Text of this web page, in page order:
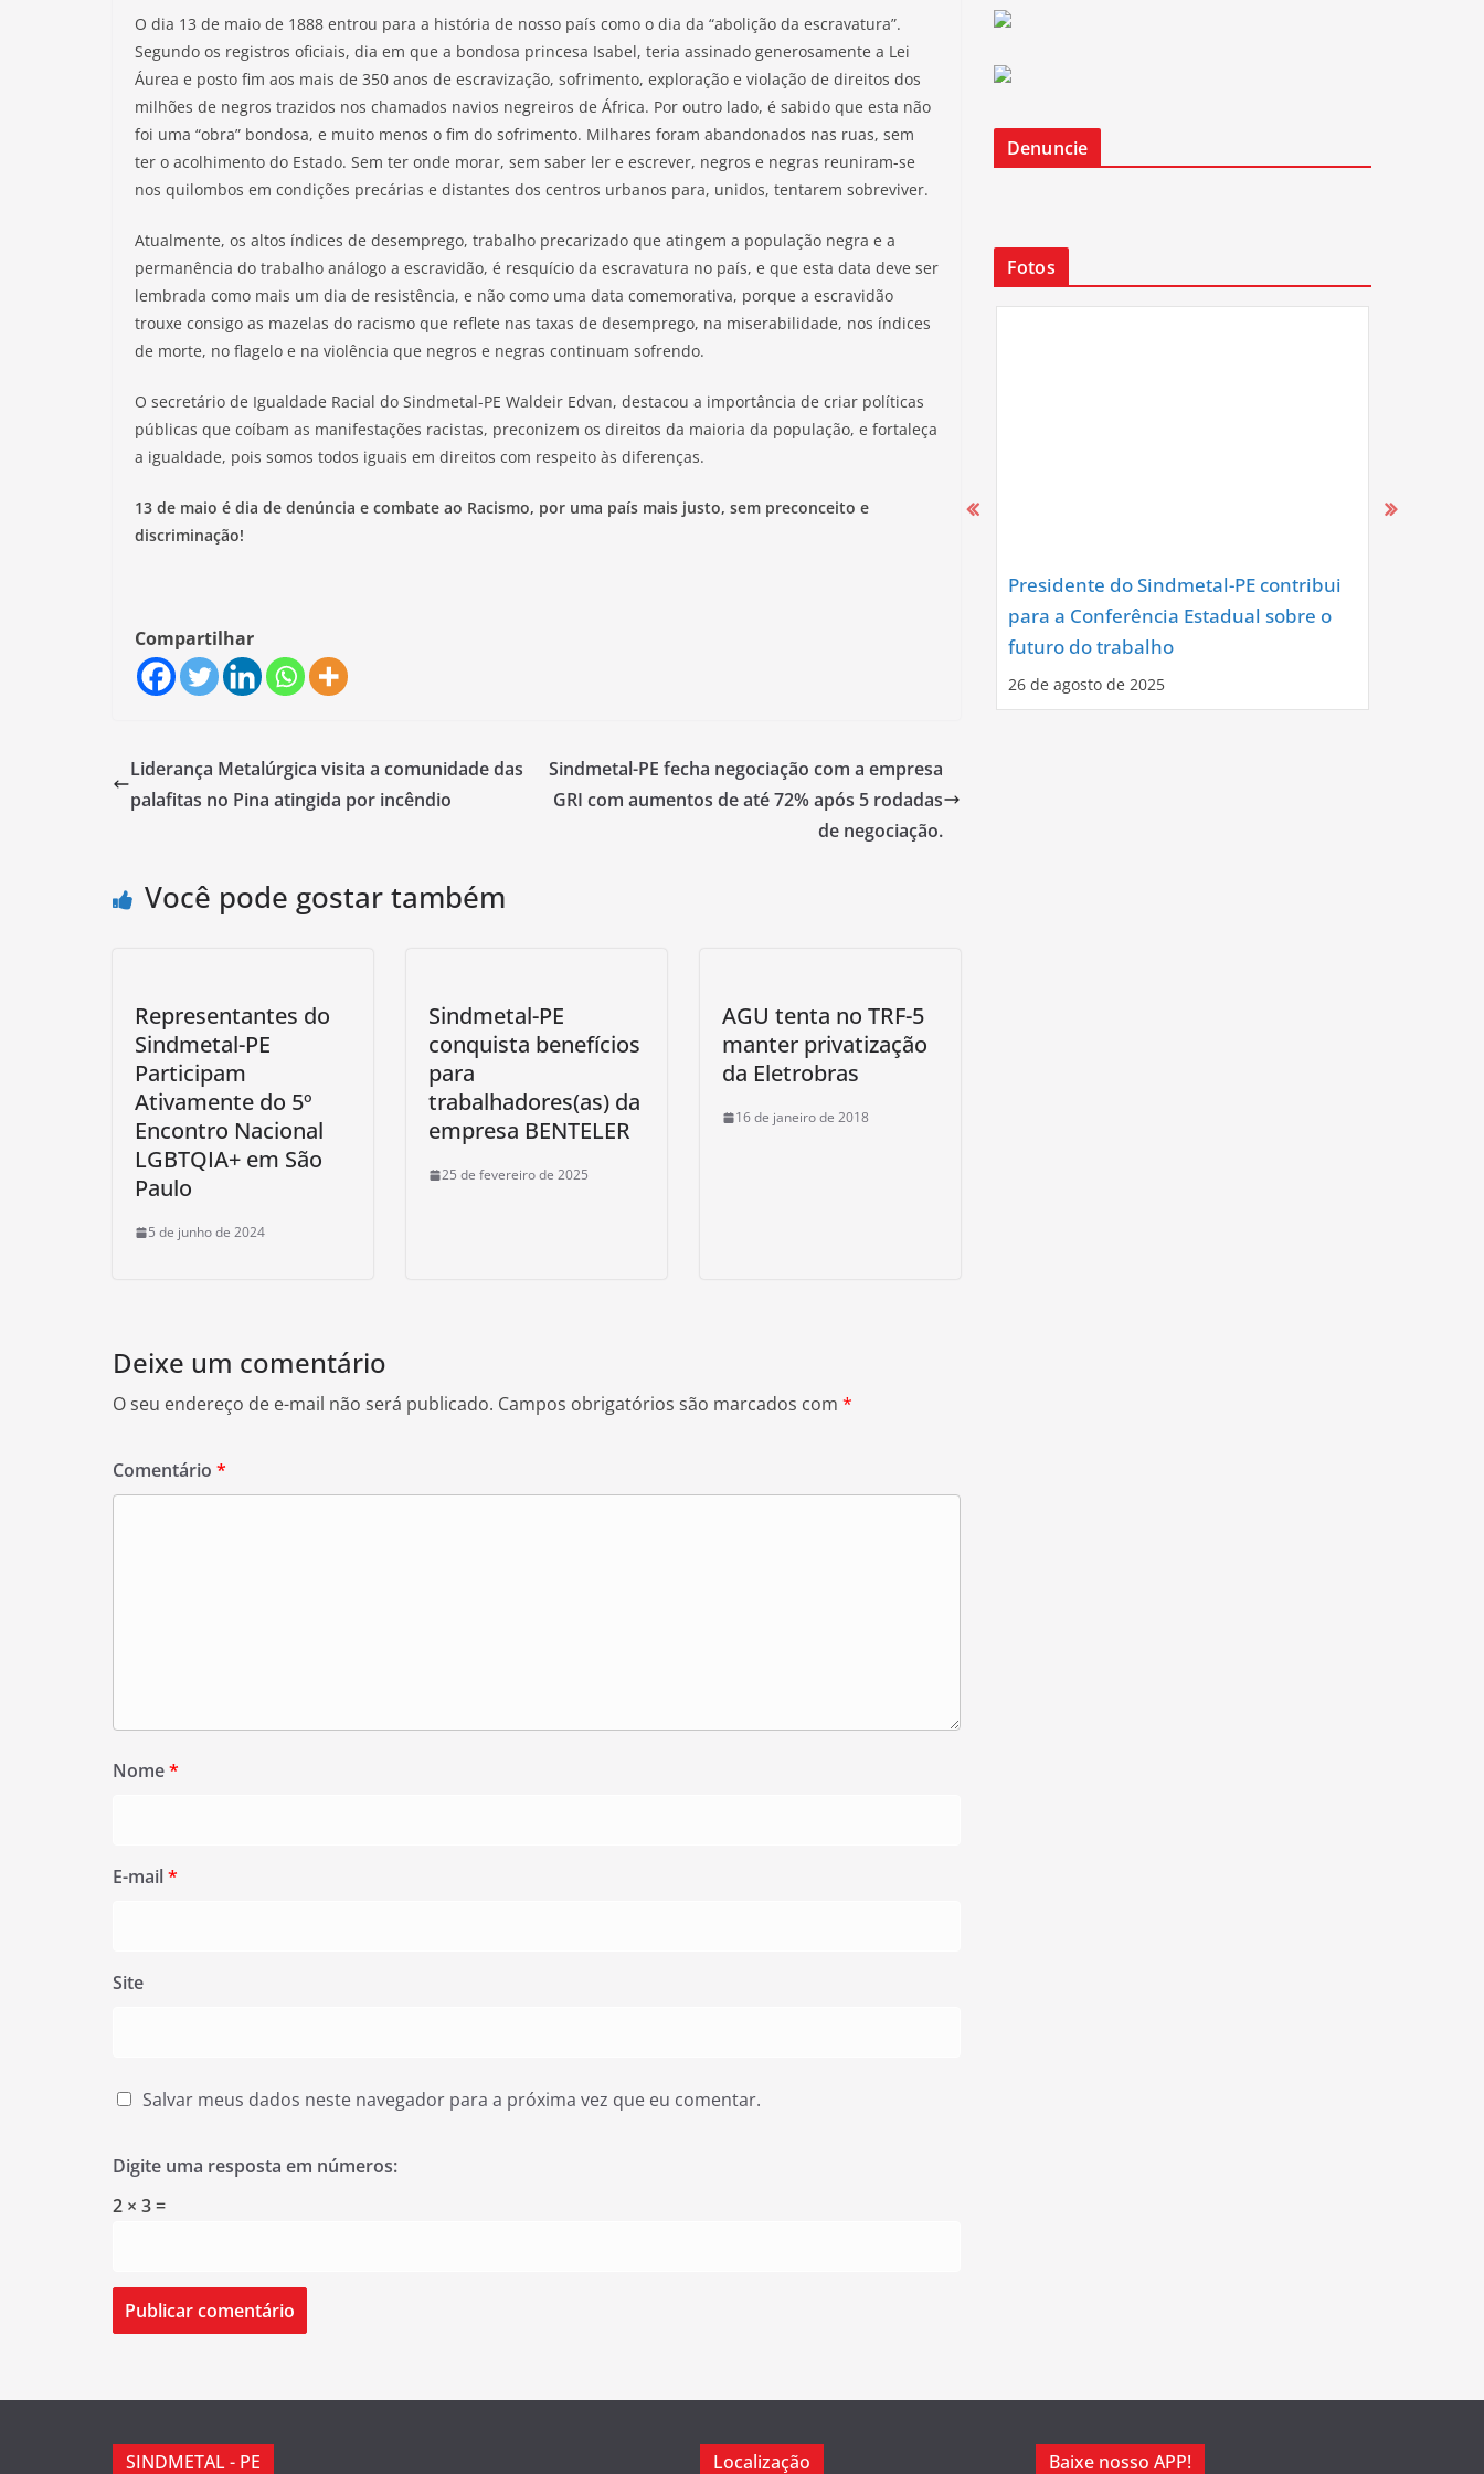
O dia 13 de maio de 1888 entrou para a história de nosso país como o dia da “abolição da escravatura”.
Segundo os registros oficiais, dia em que a bondosa princesa Isabel, teria assinado generosamente a Lei
Áurea e posto fim aos mais de 350 anos de escravização, sofrimento, exploração e violação de direitos dos
milhões de negros trazidos nos chamados navios negreiros de África. Por outro lado, é sabido que esta não
foi uma “obra” bondosa, e muito menos o fim do sofrimento. Milhares foram abandonados nas ruas, sem
ter o acolhimento do Estado. Sem ter onde morar, sem saber ler e escrever, negros e negras reuniram-se
nos quilombos em condições precárias e distantes dos centros urbanos para, unidos, tentarem sobreviver.
Atualmente, os altos índices de desemprego, trabalho precarizado que atingem a população negra e a
permanência do trabalho análogo a escravidão, é resquício da escravatura no país, e que esta data deve ser
lembrada como mais um dia de resistência, e não como uma data comemorativa, porque a escravidão
trouxe consigo as mazelas do racismo que reflete nas taxas de desemprego, na miserabilidade, nos índices
de morte, no flagelo e na violência que negros e negras continuam sofrendo.
O secretário de Igualdade Racial do Sindmetal-PE Waldeir Edvan, destacou a importância de criar políticas
públicas que coíbam as manifestações racistas, preconizem os direitos da maioria da população, e fortaleça
a igualdade, pois somos todos iguais em direitos com respeito às diferenças.
13 de maio é dia de denúncia e combate ao Racismo, por uma país mais justo, sem preconceito e
discriminação!
Compartilhar
Liderança Metalúrgica visita a comunidade das
palafitas no Pina atingida por incêndio
Sindmetal-PE fecha negociação com a empresa
GRI com aumentos de até 72% após 5 rodadas
de negociação.
Você pode gostar também
Representantes do
Sindmetal-PE
Participam
Ativamente do 5º
Encontro Nacional
LGBTQIA+ em São
Paulo
5 de junho de 2024
Sindmetal-PE
conquista benefícios
para
trabalhadores(as) da
empresa BENTELER
25 de fevereiro de 2025
AGU tenta no TRF-5
manter privatização
da Eletrobras
16 de janeiro de 2018
Deixe um comentário
O seu endereço de e-mail não será publicado. Campos obrigatórios são marcados com *
Comentário *
Nome*
E-mail*
Site
Salvar meus dados neste navegador para a próxima vez que eu comentar.
Digite uma resposta em números:
2 × 3 =
Denuncie
Fotos
Presidente do Sindmetal-PE contribui
para a Conferência Estadual sobre o
futuro do trabalho
26 de agosto de 2025
SINDMETAL - PE Localização Baixe nosso APP!